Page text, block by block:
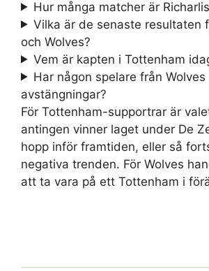
Hur många matcher är
Vilka är de senaste resultaten
och Wolves?
Vem är kapten i Tottenham
Har någon spelare från Wolves
avstängningar?
För Tottenham-supportrar är
antingen vinner laget under De
hopp inför framtiden, eller så
negativa trenden. För Wolves
att ta vara på ett Tottenham i